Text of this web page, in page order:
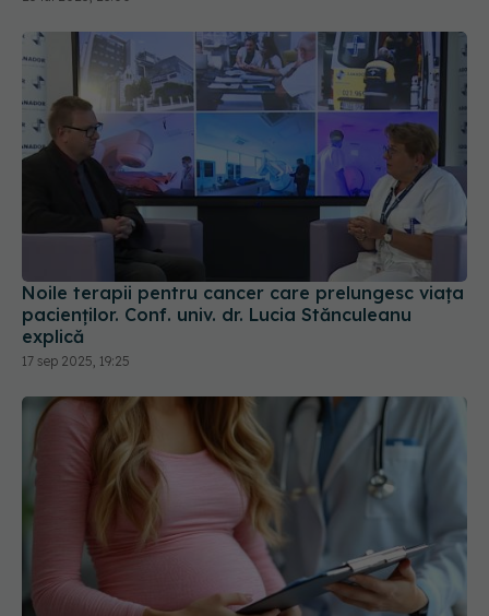
Noile terapii pentru cancer care prelungesc viața
pacienților. Conf. univ. dr. Lucia Stănculeanu
explică
EXCLUSIV
sarcină, pe săptămâni. Dr. Ingrid Gheorghe
(SANADOR): Atunci se poate complica